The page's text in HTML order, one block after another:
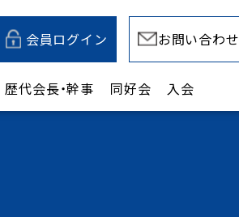
会員ログイン お問い合わせ
歴代会長・幹事 同好会 入会